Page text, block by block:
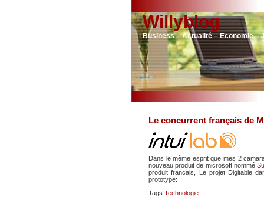
Willyblog
Business – Actualité – Economie –
Le concurrent français de
Dans le même esprit que mes 2
nouveau produit de microsoft nommé
produit français, Le projet Digitable
prototype:
Tags:Technologie